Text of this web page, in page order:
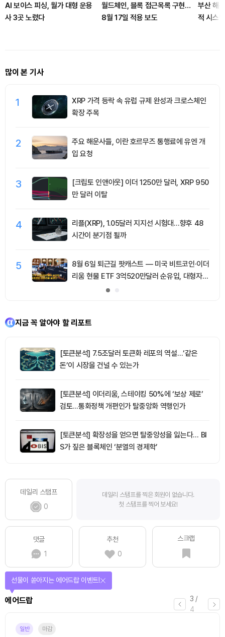
AI 보이스 피싱, 월가 대형 운용
사 3곳 노렸다
월드체인, 블록 접근목록 구현…
8월 17일 적용 보도
부산 해
적 시스
많이 본 기사
1
XRP 가격 등락 속 유럽 규제 완성과 크로스체인
확장 주목
2
주요 해운사들, 이란 호르무즈 통행료에 유엔 개
입 요청
3
[크립토 인앤아웃] 이더 1250만 달러, XRP 950
만 달러 이탈
4
리플(XRP), 1.05달러 지지선 시험대…향후 48
시간이 분기점 될까
5
8월 6일 퇴근길 팟캐스트 — 미국 비트코인·이더
리움 현물 ETF 3억520만달러 순유입, 대형자산
지금 꼭 알아야 할 리포트
[토큰분석] 7.5조달러 토큰화 레포의 역설…‘같은
돈’이 시장을 건널 수 있는가
[토큰분석] 이더리움, 스테이킹 50%에 ‘보상 제로’
검토…통화정책 개편인가 탈중앙화 역행인가
[토큰분석] 확장성을 얻으면 탈중앙성을 잃는다… BI
S가 짚은 블록체인 ‘분열의 경제학’
데일리 스탬프
0
데일리 스탬프를 찍은 회원이 없습니다.
첫 스탬프를 찍어 보세요!
댓글
1
추천
0
스크랩
3 /
4
에어드랍
선물이 쏟아지는 에어드랍 이벤트!
일반 마감